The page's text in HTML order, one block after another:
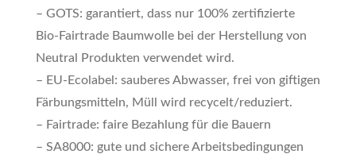
– GOTS: garantiert, dass nur 100% zertifizierte
Bio-Fairtrade Baumwolle bei der Herstellung von
Neutral Produkten verwendet wird.
– EU-Ecolabel: sauberes Abwasser, frei von giftigen
Färbungsmitteln, Müll wird recycelt/reduziert.
– Fairtrade: faire Bezahlung für die Bauern
– SA8000: gute und sichere Arbeitsbedingungen